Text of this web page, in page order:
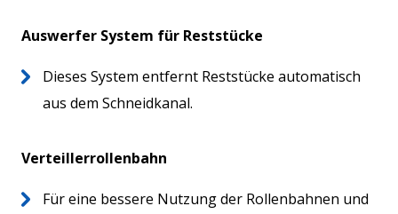
Auswerfer System für Reststücke
Dieses System entfernt Reststücke automatisch
aus dem Schneidkanal.
Verteillerrollenbahn
Für eine bessere Nutzung der Rollenbahnen und